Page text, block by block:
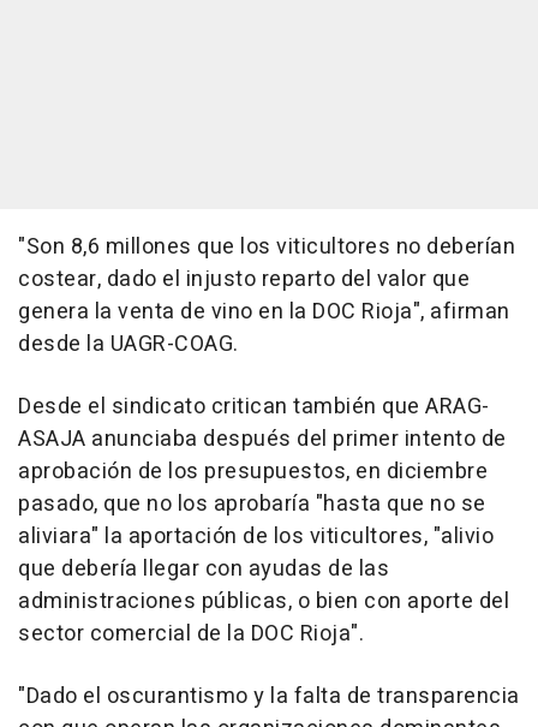
"Son 8,6 millones que los viticultores no deberían
costear, dado el injusto reparto del valor que
genera la venta de vino en la DOC Rioja", afirman
desde la UAGR-COAG.
Desde el sindicato critican también que ARAG-
ASAJA anunciaba después del primer intento de
aprobación de los presupuestos, en diciembre
pasado, que no los aprobaría "hasta que no se
aliviara" la aportación de los viticultores, "alivio
que debería llegar con ayudas de las
administraciones públicas, o bien con aporte del
sector comercial de la DOC Rioja".
"Dado el oscurantismo y la falta de transparencia